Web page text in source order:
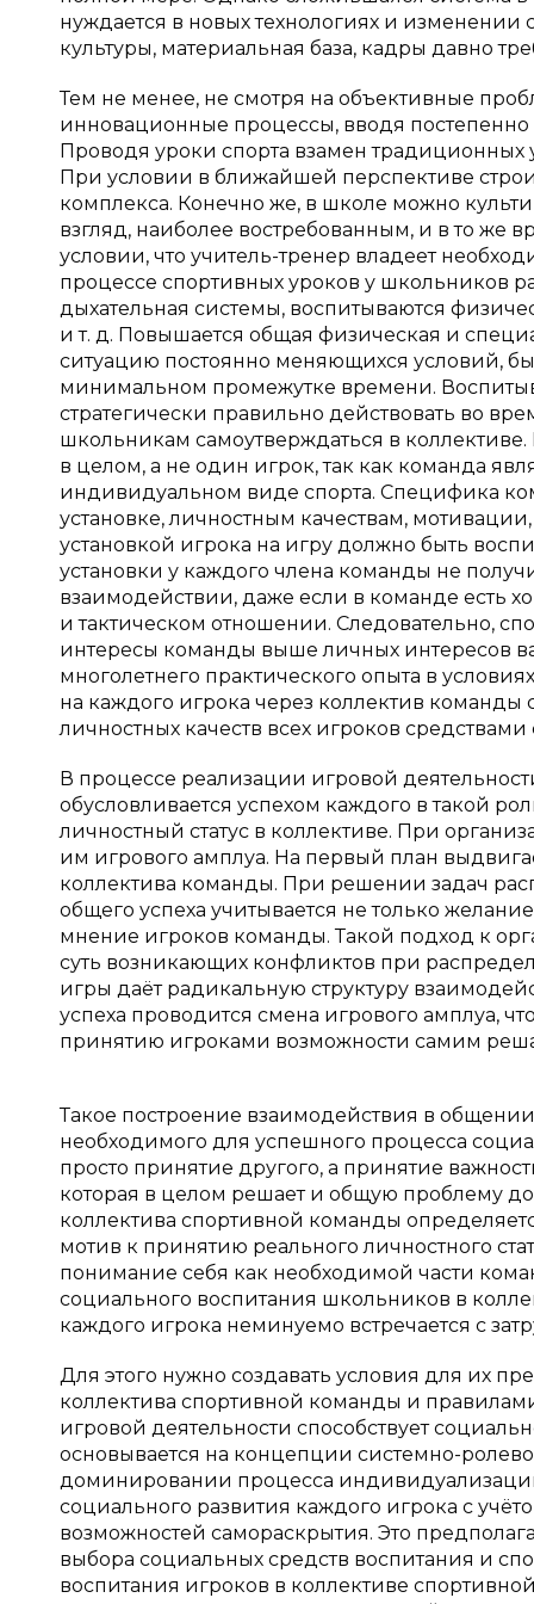
нуждается в новых технологиях и
культуры, материальная база, кадры давно
Тем не менее, не смотря на объективные
инновационные процессы, вводя
Проводя уроки спорта взамен
При условии в ближайшей перспективе
комплекса. Конечно же, в школе можно
взгляд, наиболее востребованным, и в то же
условии, что учитель-тренер владеет
процессе спортивных уроков у школьников
дыхательная системы, воспитываются
и т. д. Повышается общая физическая и
ситуацию постоянно меняющихся условий,
минимальном промежутке времени.
стратегически правильно действовать во
школьникам самоутверждаться в
в целом, а не один игрок, так как команда
индивидуальном виде спорта. Специфика
установке, личностным качествам,
установкой игрока на игру должно быть
установки у каждого члена команды не
взаимодействии, даже если в команде есть
и тактическом отношении. Следовательно,
интересы команды выше личных интересов
многолетнего практического опыта в
на каждого игрока через коллектив команды
личностных качеств всех игроков
В процессе реализации игровой
обусловливается успехом каждого в такой
личностный статус в коллективе. При
им игрового амплуа. На первый план
коллектива команды. При решении задач
общего успеха учитывается не только
мнение игроков команды. Такой подход к
суть возникающих конфликтов при
игры даёт радикальную структуру
успеха проводится смена игрового амплуа,
принятию игроками возможности самим
Такое построение взаимодействия в
необходимого для успешного процесса
просто принятие другого, а принятие
которая в целом решает и общую проблему
коллектива спортивной команды
мотив к принятию реального личностного
понимание себя как необходимой части
социального воспитания школьников в
каждого игрока неминуемо встречается с
Для этого нужно создавать условия для их
коллектива спортивной команды и
игровой деятельности способствует
основывается на концепции системно-
доминировании процесса
социального развития каждого игрока с
возможностей самораскрытия. Это
выбора социальных средств воспитания и
воспитания игроков в коллективе